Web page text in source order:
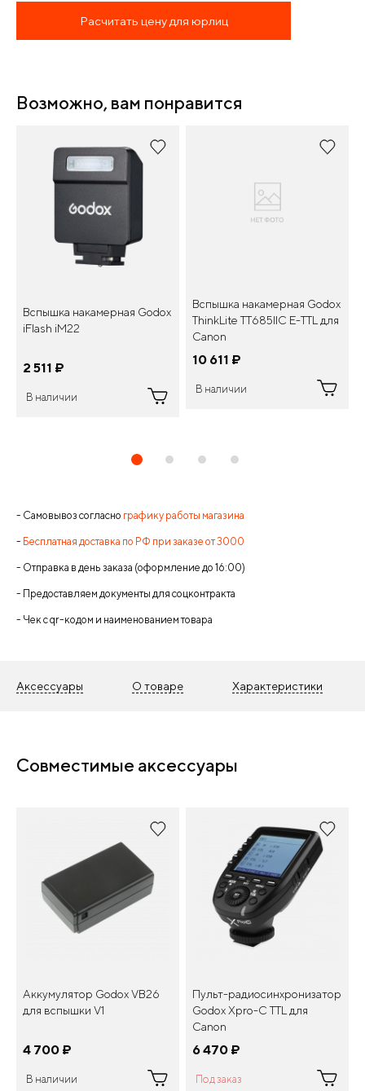
Расчитать цену для юрлиц
Возможно, вам понравится
Вспышка накамерная Godox
iFlash iM22
2 511 ¤
В наличии
Вспышка накамерная Godox
ThinkLite TT685IIC E-TTL для
Canon
10 611 ¤
В наличии
- Самовывоз согласно графику работы магазина
- Бесплатная доставка по РФ при заказе от 3000
- Отправка в день заказа (оформление до 16:00)
- Предоставляем документы для соцконтракта
- Чек с qr-кодом и наименованием товара
Аксессуары О товаре Характеристики
Совместимые аксессуары
Аккумулятор Godox VB26
для вспышки V1
4 700 ¤
В наличии
Пульт-радиосинхронизатор
Godox Xpro-C TTL для
Canon
6 470 ¤
Под заказ